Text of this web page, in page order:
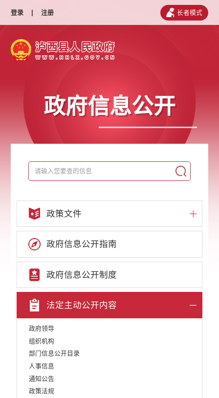
登录 | 注册 长者模式
政府信息公开
政策文件
政府信息公开指南
政府信息公开制度
法定主动公开内容
政府领导
组织机构
部门信息公开目录
人事信息
通知公告
政策法规